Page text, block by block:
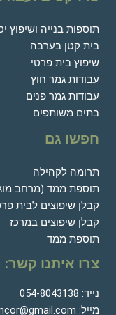
תוספות בנייה ושיפוץ
בית קטן בערבה
שיפוץ בית פרטי
עבודות גמר חוץ
עבודות גמר פנים
בתים משותפים
חפשו גם
תרומה לקהילה
תוספת ממד (מרחב
קבלן שיפוצים לבית
קבלן שיפוצים במרכז
תוספת ממד
צרו איתנו קשר:
נייד: 054-8043138
מייל: